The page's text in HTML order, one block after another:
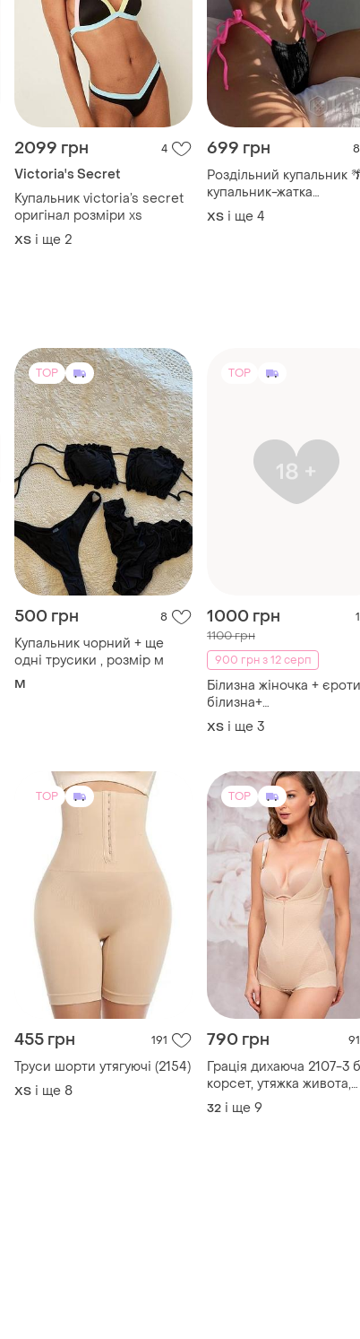
2099 грн 4
Victoria's Secret
Купальник victoria’s secret
оригінал розміри xs
ХS і ще 2
699 грн 8
Роздільний купальник
купальник-жатка
ХS і ще 4
TOP
500 грн 8
Купальник чорний + ще
одні трусики , розмір м
M
TOP
1000 грн 1
1100 грн
900 грн з 12 серп
Білизна жіночка +
білизна+
трусики+бюстгалтер +
жіночі комплекти
ХS і ще 3
TOP
455 грн 191
Труси шорти утягуючі (2154)
ХS і ще 8
TOP
790 грн 91
Грація дихаюча 2107-3
корсет, утяжка живота,
комбідрес корегуючий
стягуючий , грація на
32 і ще 9